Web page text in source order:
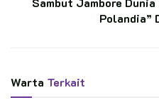
Penggalang
Prestasi,
Jalur jelajah alam dimulai dari
Polandia”
Warta Terkait